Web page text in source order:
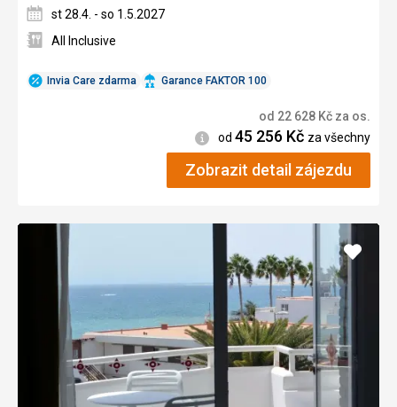
Invia Care zdarma Garance FAKTOR 100
st 28.4. - so 1.5.2027
All Inclusive
od 22 628 Kč za os.
Informace
od 45 256 Kč za všechny
Zobrazit detail zájezdu
Přidat